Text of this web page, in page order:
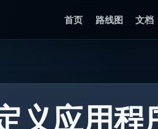
首页 路线图 文档
义应用程